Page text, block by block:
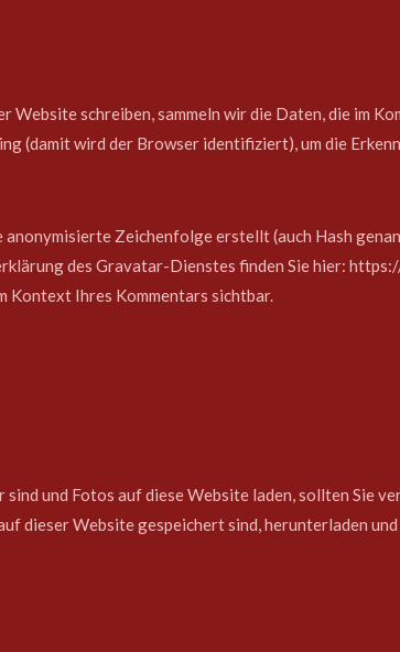
Website schreiben, sammeln wir die Daten, die im
(damit wird der Browser identifiziert), um die
Zeichenfolge erstellt (auch Hash
des Gravatar-Dienstes finden Sie hier:
Ihres Kommentars sichtbar.
und Fotos auf diese Website laden, sollten Sie
dieser Website gespeichert sind, herunterladen